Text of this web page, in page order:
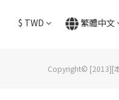
$ TWD 繁體中文
Copyright© [2013][